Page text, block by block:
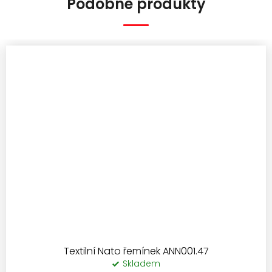
Podobné produkty
Textilní Nato řemínek ANN001.47
Skladem